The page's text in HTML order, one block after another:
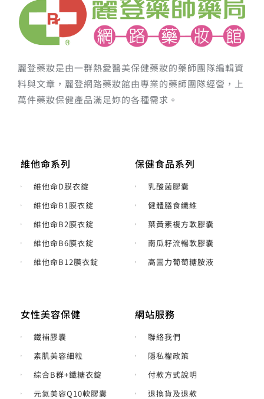
麗登藥妝是由一群熱愛醫美保健藥妝的藥師團隊編輯資
料與文章，麗登網路藥妝館由專業的藥師團隊經營，上
萬件藥妝保健產品滿足妳的各種需求。
維他命系列
維他命D膜衣錠
維他命B1膜衣錠
維他命B2膜衣錠
維他命B6膜衣錠
維他命B12膜衣錠
保健食品系列
乳酸菌膠囊
健體膳食纖維
葉黃素複方軟膠囊
南瓜籽流暢軟膠囊
高固力葡萄糖胺液
女性美容保健
鐵補膠囊
素肌美容細粒
綜合B群+鐵糖衣錠
元氣美容Q10軟膠囊
網站服務
聯絡我們
隱私權政策
付款方式說明
退換貨及退款